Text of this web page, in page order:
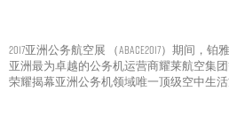
2017亚洲公务航空展 （ABACE2017）期间，铂
亚洲最为卓越的公务机运营商耀莱航空集
荣耀揭幕亚洲公务机领域唯一顶级空中生活